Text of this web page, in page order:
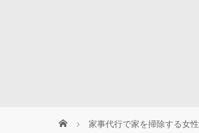
家事代行で家を掃除する女性